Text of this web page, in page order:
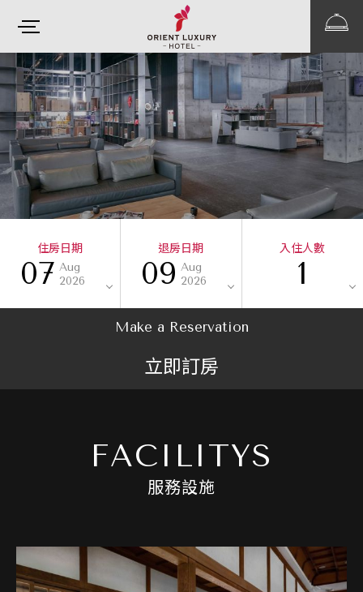
住房日期
07 Aug
2026
退房日期
09 Aug
2026
入住人數
1
Make a Reservation
立即訂房
FACILITYS
服務設施